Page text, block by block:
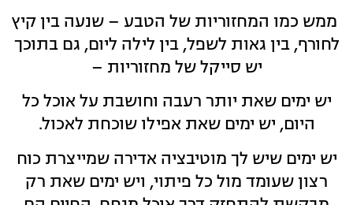
ממש כמו המחזוריות של הטבע – שנעה בין קיץ
לחורף,בין גאות לשפל,בין לילה ליום, גם בתוכך
יש סייקל של מחזוריות –
יש ימים שאת יותר רעבה וחושבת על אוכל כל
היום, יש ימים שאת אפילו שוכחת לאכול.
יש ימים שיש לך מוטיבציה אדירה שמייצרת כוח
רצון שעומד מול כל פיתוי, ויש ימים שאת רק